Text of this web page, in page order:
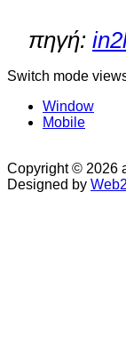
πηγή:
Switch mode
Window
Mobile
Copyright © 2026
Designed by